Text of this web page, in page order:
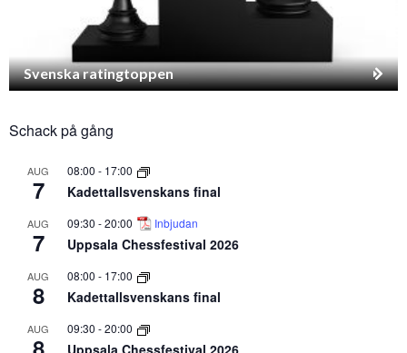
Svenska ratingtoppen
Schack på gång
AUG
7
08:00 - 17:00
Kadettallsvenskans final
AUG
7
09:30 -20:00 Inbjudan
Uppsala Chessfestival 2026
AUG
8
08:00 - 17:00
Kadettallsvenskans final
AUG 09:30 -20:00
Uppsala Chessfestival 2026